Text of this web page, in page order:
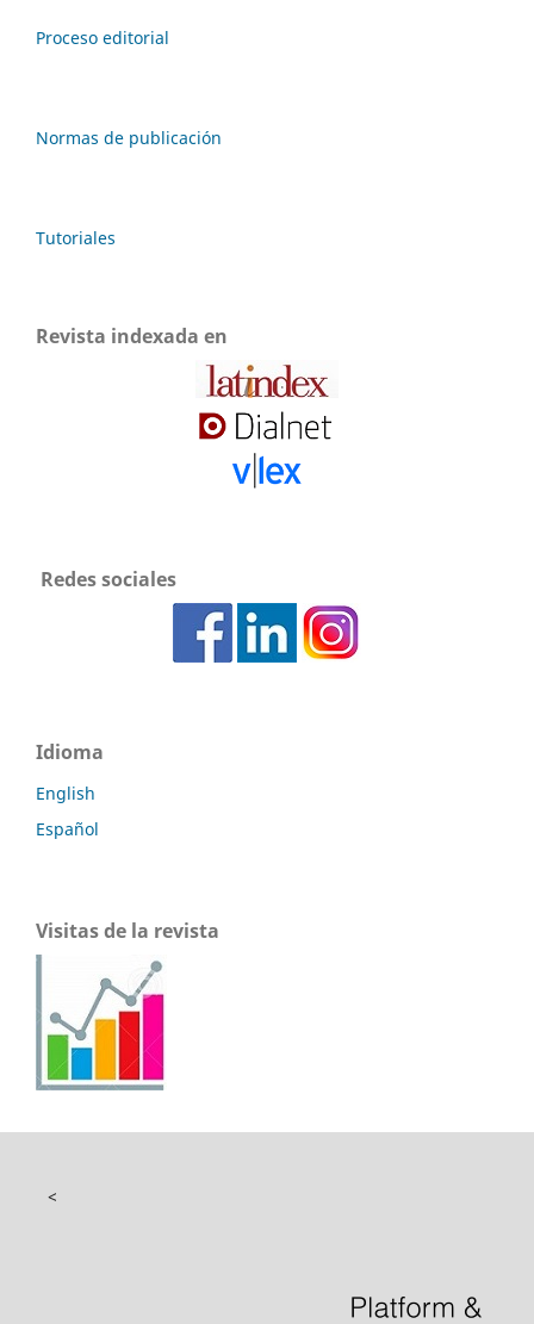
Proceso editorial
Normas de publicación
Tutoriales
Revista indexada en
Redes sociales
Idioma
English
Español
Visitas de la revista
<